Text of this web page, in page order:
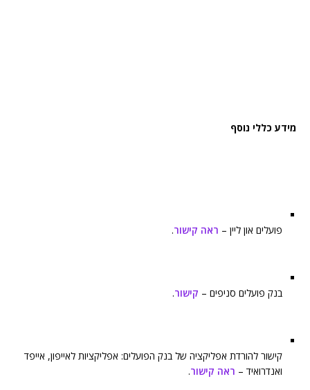
מידע כללי נוסף
פועלים און ליין – ראה קישור.
בנק פועלים סניפים – קישור.
קישור להורדת אפליקציה של בנק הפועלים: אפליקציות לאייפון, אייפד
ואנדרואיד – ראה קישור.